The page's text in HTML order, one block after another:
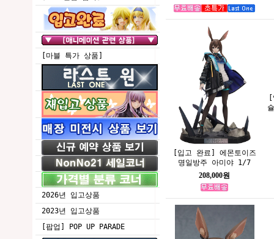
[마블 특가 상품]
2026년 입고상품
2023년 입고상품
[팝업] POP UP PARADE
[입고 완료] 에몬토이즈
명일방주 아미야 1/7
208,000원